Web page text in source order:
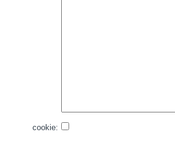
cookie: